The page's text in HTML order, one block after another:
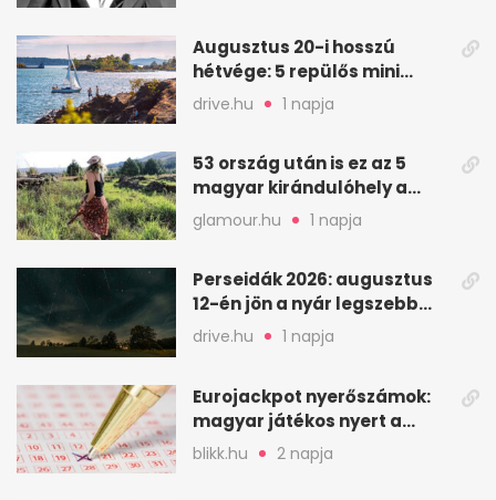
Augusztus 20-i hosszú
hétvége: 5 repülős mini
nyaralás 0 szabadsággal
drive.hu 1 napja
53 ország után is ez az 5
magyar kirándulóhely a
kedvencem
glamour.hu 1 napja
Perseidák 2026: augusztus
12-én jön a nyár legszebb
csillaghullása
drive.hu 1 napja
Eurojackpot nyerőszámok:
magyar játékos nyert a
2026. augusztus 4-i húzáson
blikk.hu 2 napja